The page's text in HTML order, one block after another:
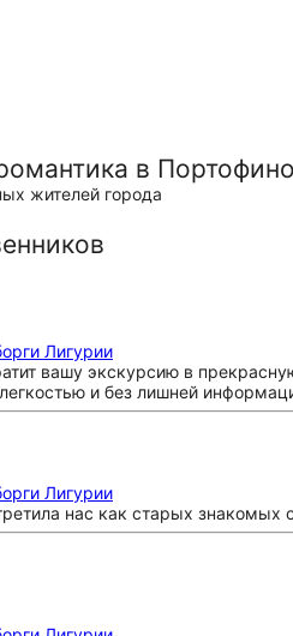
в Портофино
жителей города
Лигурии
вашу экскурсию в
и без лишней
Лигурии
нас как старых знакомых